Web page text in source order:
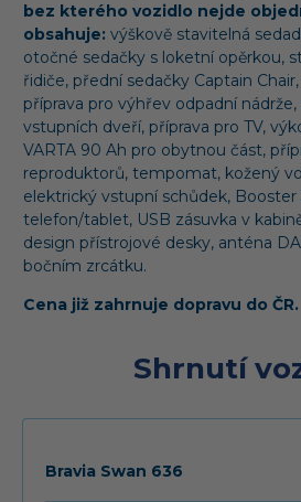
bez kterého vozidlo nejde
obsahuje: výškově stavitelná
otočné sedačky s loketní opěrkou,
řidiče, přední sedačky Captain
příprava pro výhřev odpadní
vstupních dveří, příprava pro TV,
VARTA 90 Ah pro obytnou část,
reproduktorů, tempomat, kožený
elektrický vstupní schůdek, Booster
telefon/tablet, USB zásuvka v
design přístrojové desky, anténa
bočním zrcátku.
Cena již zahrnuje dopravu do ČR.
Shrnutí
Bravia Swan 636